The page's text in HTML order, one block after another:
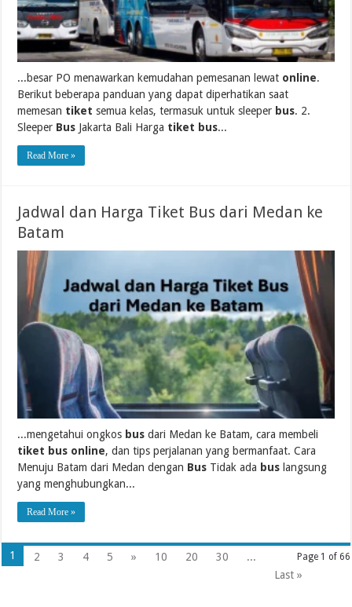
...besar PO menawarkan kemudahan pemesanan lewat online.
Berikut beberapa panduan yang dapat diperhatikan saat
memesan tiket semua kelas, termasuk untuk sleeper bus. 2.
Sleeper Bus Jakarta Bali Harga tiket bus...
Read More »
Jadwal dan Harga Tiket Bus dari Medan ke
Batam
...mengetahui ongkos bus dari Medan ke Batam, cara membeli
tiket bus online, dan tips perjalanan yang bermanfaat. Cara
Menuju Batam dari Medan dengan Bus Tidak ada bus langsung
yang menghubungkan...
Read More »
Page 1 of 66
1 2 3 4 5 » 10 20 30
...
Last »